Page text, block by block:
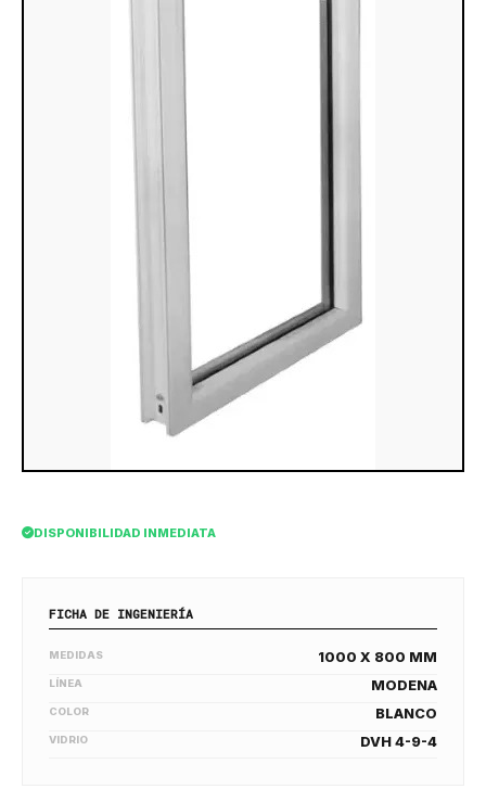
DISPONIBILIDAD INMEDIATA
FICHA DE INGENIERÍA
MEDIDAS 1000 X 800 MM
LÍNEA MODENA
COLOR BLANCO
VIDRIO DVH 4-9-4